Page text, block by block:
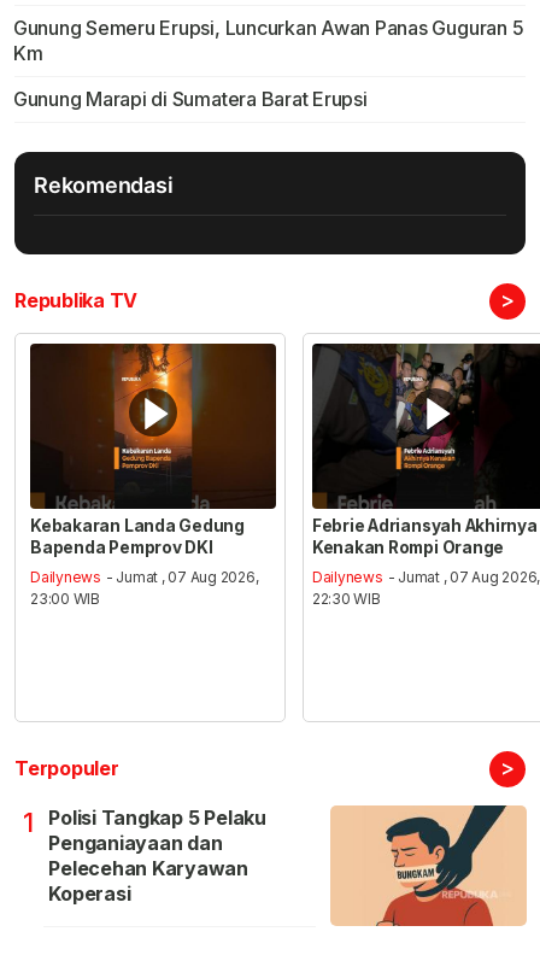
Gunung Semeru Erupsi, Luncurkan Awan Panas Guguran 5
Km
Gunung Marapi di Sumatera Barat Erupsi
Rekomendasi
Republika TV >
Kebakaran Landa Gedung
Bapenda Pemprov DKI
Dailynews - Jumat , 07 Aug 2026,
23:00 WIB
Febrie Adriansyah Akhirnya
Kenakan Rompi Orange
Dailynews - Jumat , 07 Aug 2026,
22:30 WIB
Terpopuler >
1
Polisi Tangkap 5 Pelaku
Penganiayaan dan
Pelecehan Karyawan
Koperasi